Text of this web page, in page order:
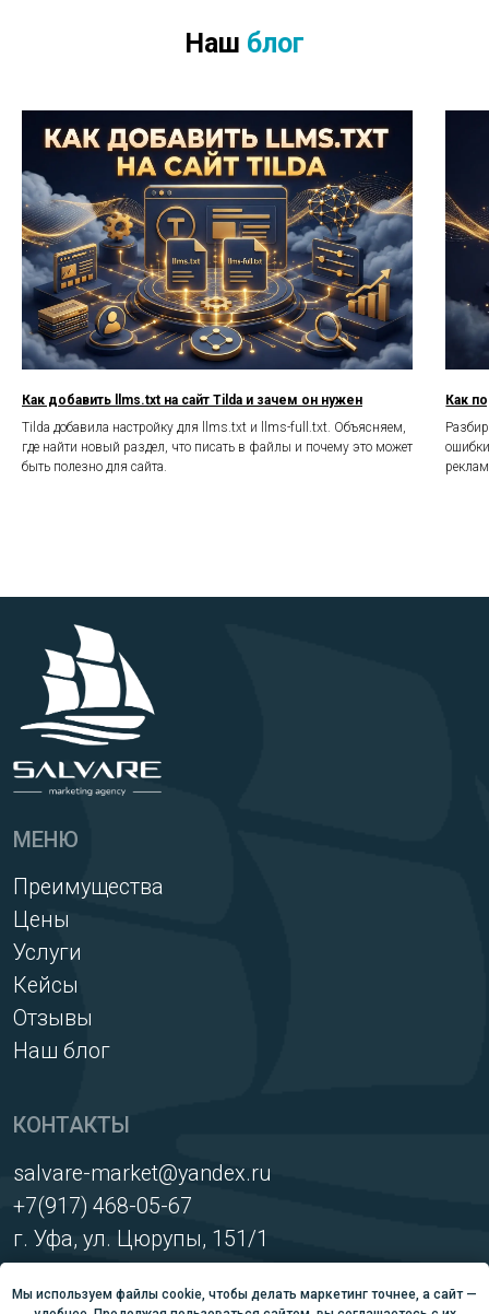
Мы используем файлы cookie, чтобы делать маркетинг точнее, а сайт —
Как добавить llms.txt на сайт Tilda и зачем он нужен
Tilda добавила настройку для llms.txt и llms-full.txt. Объясняем,
где найти новый раздел, что писать в файлы и почему это может
быть полезно для сайта.
Как